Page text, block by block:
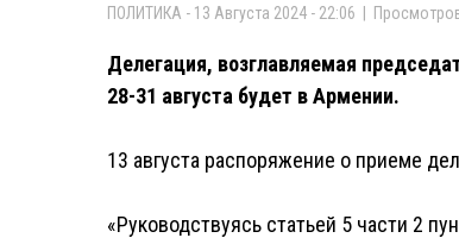
ПОЛИТИКА - 13 Августа 2024 - 22:06 |
Делегация, возглавляемая
28-31 августа будет в Армении.
13 августа распоряжение о приеме
«Руководствуясь статьей 5 части 2